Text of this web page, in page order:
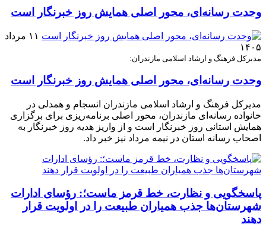
وحدت رسانه‌ای، محور اصلی همایش روز خبرنگار است
۱۱ مرداد
۱۴۰۵
مدیرکل فرهنگ و ارشاد اسلامی مازندران:
وحدت رسانه‌ای، محور اصلی همایش روز خبرنگار است
مدیرکل فرهنگ و ارشاد اسلامی مازندران انسجام و همدلی در
خانواده رسانه‌ای مازندران، محور اصلی برنامه‌ریزی برای برگزاری
همایش استانی روز خبرنگار است و از واریز هدیه روز خبرنگار به
اصحاب رسانه استان در نیمه مرداد نیز خبر داد.
پاسخگویی و نظارت، خط قرمز ماست؛: رؤسای ادارات
شهرستان‌ها جذب همیاران طبیعت را در اولویت قرار
دهند